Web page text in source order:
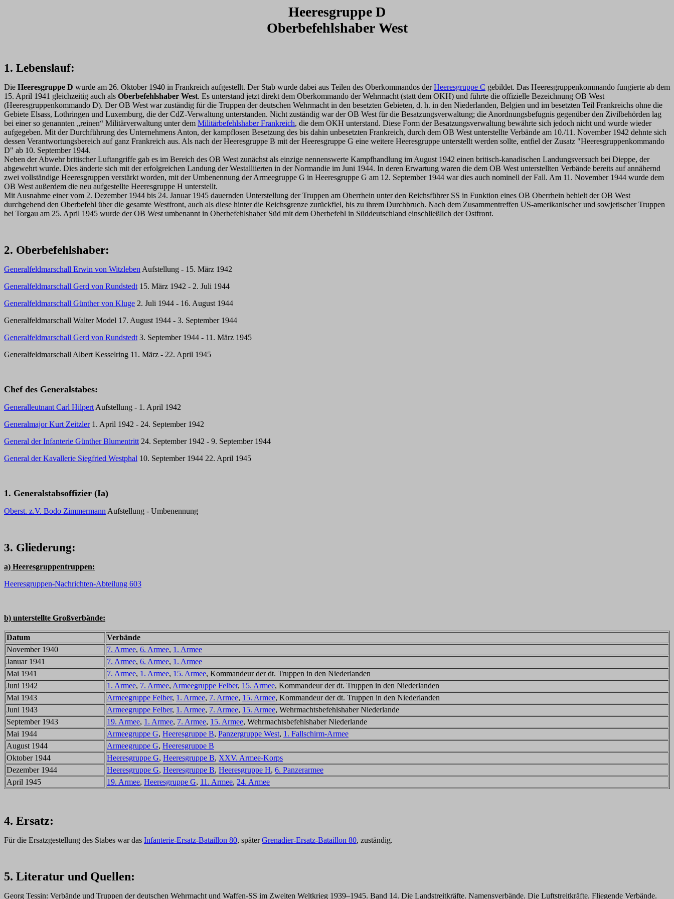
Heeresgruppe D
Oberbefehlshaber West
1. Lebenslauf:
Die Heeresgruppe D wurde am 26. Oktober 1940 in Frankreich aufgestellt. Der Stab wurde dabei aus Teilen des Oberkommandos derHeeresgruppe C gebildet. Das Heeresgruppenkommando fungierte ab dem
15. April 1941 gleichzeitig auch als Oberbefehlshaber West. Es unterstand jetzt direkt dem Oberkommando der Wehrmacht (statt dem OKH) und führte die offizielle Bezeichnung OB West
(Heeresgruppenkommando D). Der OB West war zuständig für die Truppen der deutschen Wehrmacht in den besetzten Gebieten, d. h. in den Niederlanden, Belgien und im besetzten Teil Frankreichs ohne die
Gebiete Elsass, Lothringen und Luxemburg, die der CdZ-Verwaltung unterstanden. Nicht zuständig war der OB West für die Besatzungsverwaltung; die Anordnungsbefugnis gegenüber den Zivilbehörden lag
bei einer so genannten „reinen“ Militärverwaltung unter dem Militärbefehlshaber Frankreich, die dem OKH unterstand. Diese Form der Besatzungsverwaltung bewährte sich jedoch nicht und wurde wieder
aufgegeben. Mit der Durchführung des Unternehmens Anton, der kampflosen Besetzung des bis dahin unbesetzten Frankreich, durch dem OB West unterstellte Verbände am 10./11. November 1942 dehnte sich
dessen Verantwortungsbereich auf ganz Frankreich aus. Als nach der Heeresgruppe B mit der Heeresgruppe G eine weitere Heeresgruppe unterstellt werden sollte, entfiel der Zusatz "Heeresgruppenkommando
D" ab 10. September 1944.
Neben der Abwehr britischer Luftangriffe gab es im Bereich des OB West zunächst als einzige nennenswerte Kampfhandlung im August 1942 einen britisch-kanadischen Landungsversuch bei Dieppe, der
abgewehrt wurde. Dies änderte sich mit der erfolgreichen Landung der Westalliierten in der Normandie im Juni 1944. In deren Erwartung waren die dem OB West unterstellten Verbände bereits auf annähernd
zwei vollständige Heeresgruppen verstärkt worden, mit der Umbenennung der Armeegruppe G in Heeresgruppe G am 12. September 1944 war dies auch nominell der Fall. Am 11. November 1944 wurde dem
OB West außerdem die neu aufgestellte Heeresgruppe H unterstellt.
Mit Ausnahme einer vom 2. Dezember 1944 bis 24. Januar 1945 dauernden Unterstellung der Truppen am Oberrhein unter den Reichsführer SS in Funktion eines OB Oberrhein behielt der OB West
durchgehend den Oberbefehl über die gesamte Westfront, auch als diese hinter die Reichsgrenze zurückfiel, bis zu ihrem Durchbruch. Nach dem Zusammentreffen US-amerikanischer und sowjetischer Truppen
bei Torgau am 25. April 1945 wurde der OB West umbenannt in Oberbefehlshaber Süd mit dem Oberbefehl in Süddeutschland einschließlich der Ostfront.
2. Oberbefehlshaber:
Generalfeldmarschall Erwin von Witzleben Aufstellung - 15. März 1942
Generalfeldmarschall Gerd von Rundstedt 15. März 1942 - 2. Juli 1944
Generalfeldmarschall Günther von Kluge 2. Juli 1944 - 16. August 1944
Generalfeldmarschall Walter Model 17. August 1944 - 3. September 1944
Generalfeldmarschall Gerd von Rundstedt 3. September 1944 - 11. März 1945
Generalfeldmarschall Albert Kesselring 11. März - 22. April 1945
Chef des Generalstabes:
Generalleutnant Carl Hilpert Aufstellung - 1. April 1942
Generalmajor Kurt Zeitzler1. April 1942 - 24. September 1942
General der Infanterie Günther Blumentritt 24. September 1942 - 9. September 1944
General der Kavallerie Siegfried Westphal 10. September 1944 22. April 1945
1. Generalstabsoffizier (Ia)
Oberst. z.V. Bodo Zimmermann Aufstellung - Umbenennung
3. Gliederung:
a) Heeresgruppentruppen:
Heeresgruppen-Nachrichten-Abteilung 603
b) unterstellte Großverbände:
Datum
Verbände
November 1940
7. Armee, 6. Armee, 1. Armee
Januar 1941
7. Armee, 6. Armee, 1. Armee
Mai 1941
7. Armee, 1. Armee, 15. Armee, Kommandeur der dt. Truppen in den Niederlanden
Juni 1942
1. Armee, 7. Armee, Armeegruppe Felber, 15. Armee, Kommandeur der dt. Truppen in den Niederlanden
Mai 1943
Armeegruppe Felber, 1. Armee, 7. Armee, 15. Armee, Kommandeur der dt. Truppen in den Niederlanden
Juni 1943
Armeegruppe Felber, 1. Armee, 7. Armee, 15. Armee, Wehrmachtsbefehlshaber Niederlande
September 1943
19. Armee, 1. Armee, 7. Armee, 15. Armee, Wehrmachtsbefehlshaber Niederlande
Mai 1944
Armeegruppe G, Heeresgruppe B, Panzergruppe West, 1. Fallschirm-Armee
August 1944
Armeegruppe G, Heeresgruppe B
Oktober 1944
Heeresgruppe G, Heeresgruppe B, XXV. Armee-Korps
Dezember 1944
Heeresgruppe G, Heeresgruppe B, Heeresgruppe H, 6. Panzerarmee
April 1945
19. Armee, Heeresgruppe G, 11. Armee, 24. Armee
4. Ersatz:
Für die Ersatzgestellung des Stabes war das Infanterie-Ersatz-Bataillon 80, späterGrenadier-Ersatz-Bataillon 80, zuständig.
5. Literatur und Quellen:
Georg Tessin: Verbände und Truppen der deutschen Wehrmacht und Waffen-SS im Zweiten Weltkrieg 1939–1945. Band 14. Die Landstreitkräfte. Namensverbände. Die Luftstreitkräfte. Fliegende Verbände.